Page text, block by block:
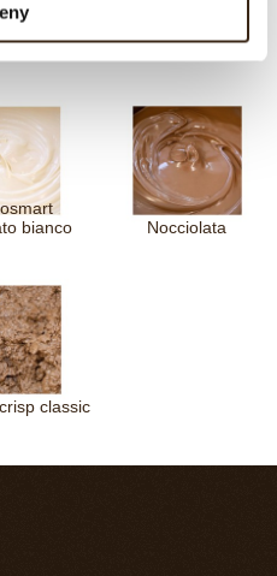
crunchy
5
cioccolato latte
bianco
Nocciolata
classic